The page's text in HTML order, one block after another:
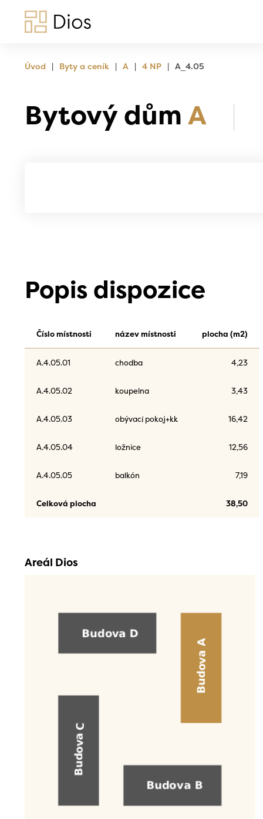
Úvod | Byty a ceník | A | 4 NP | A_4.05
Bytový důmA
Popis dispozice
Číslo místnosti název místnosti plocha (m2)
A.4.05.01 chodba 4,23
A.4.05.02 koupelna 3,43
A.4.05.03 obývací pokoj+kk 16,42
A.4.05.04 ložnice 12,56
A.4.05.05 balkón 7,19
Celková plocha 38,50
Areál Dios